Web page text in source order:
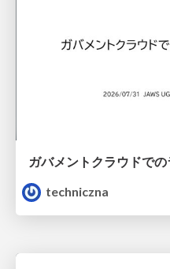
ガバメントクラウドで
techniczna